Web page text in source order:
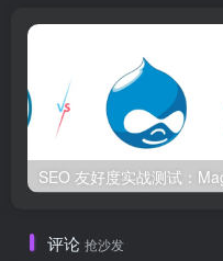
评论 抢沙发